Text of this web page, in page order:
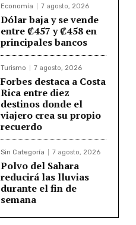
Economía 7 agosto, 2026
Dólar baja y se vende
entre ₡457 y ₡458 en
principales bancos
Turismo 7 agosto, 2026
Forbes destaca a Costa
Rica entre diez
destinos donde el
viajero crea su propio
recuerdo
Sin Categoría 7 agosto, 2026
Polvo del Sahara
reducirá las lluvias
durante el fin de
semana